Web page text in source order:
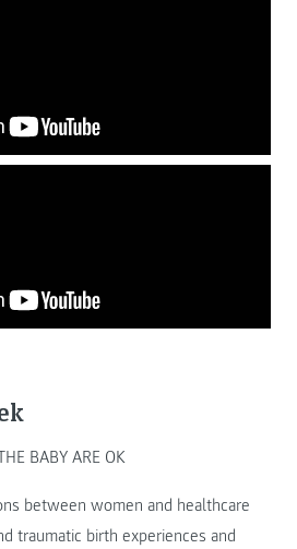
BABY ARE OK
between women and healthcare
traumatic birth experiences and